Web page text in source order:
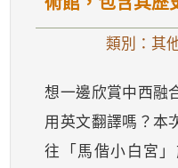
類別：其
想一邊欣賞中西融
用英文翻譯嗎？本
往「馬偕小白宮